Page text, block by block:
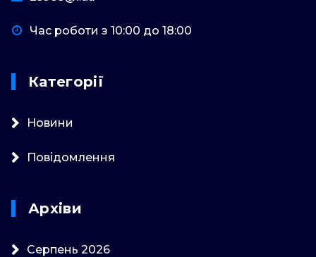
Час роботи з 10:00 до 18:00
Категорії
Новини
Повідомлення
Архіви
Серпень 2026